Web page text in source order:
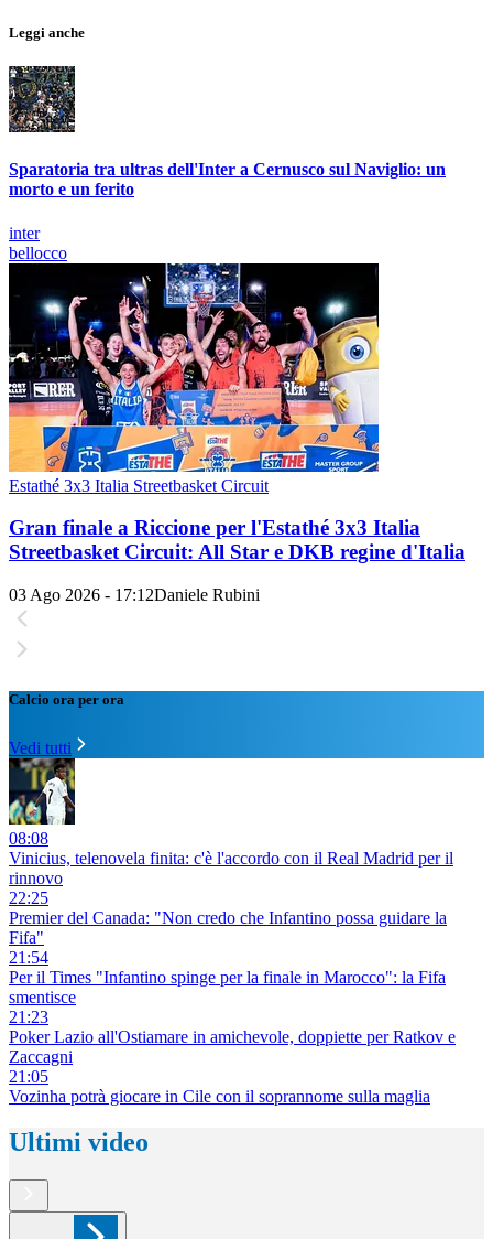
Leggi anche
Sparatoria tra ultras dell'Inter a Cernusco sul Naviglio: un
morto e un ferito
inter
bellocco
Estathé 3x3 Italia Streetbasket Circuit
Gran finale a Riccione per l'Estathé 3x3 Italia
Streetbasket Circuit: All Star e DKB regine d'Italia
03 Ago 2026 - 17:12Daniele Rubini
Calcio ora per ora
Vedi tutti
08:08
Vinicius, telenovela finita: c'è l'accordo con il Real Madrid per il
rinnovo
22:25
Premier del Canada: "Non credo che Infantino possa guidare la
Fifa"
21:54
Per il Times "Infantino spinge per la finale in Marocco": la Fifa
smentisce
21:23
Poker Lazio all'Ostiamare in amichevole, doppiette per Ratkov e
Zaccagni
21:05
Vozinha potrà giocare in Cile con il soprannome sulla maglia
Ultimi video